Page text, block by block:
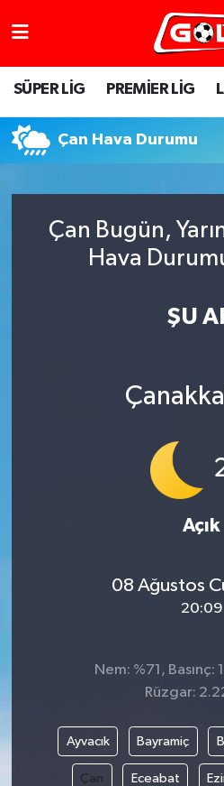
SÜPER LİG PREMİER LİG
Çan Hava Durumu
Çan Bugün,
Hava
ŞU
Açık
08 Ağustos
20:09
Nem: %71, Basınç:
Rüzgar:
Ayvacık Bayramiç
Çan Eceabat